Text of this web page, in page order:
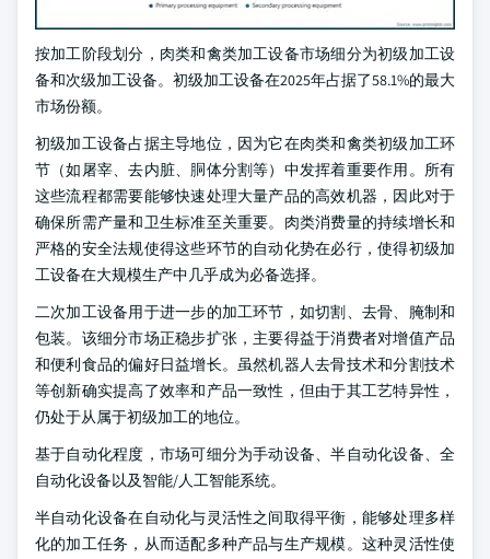
按加工阶段划分，肉类和禽类加工设备市场细分为初级加工设
备和次级加工设备。初级加工设备在2025年占据了58.1%的最大
市场份额。
初级加工设备占据主导地位，因为它在肉类和禽类初级加工环
节（如屠宰、去内脏、胴体分割等）中发挥着重要作用。所有
这些流程都需要能够快速处理大量产品的高效机器，因此对于
确保所需产量和卫生标准至关重要。肉类消费量的持续增长和
严格的安全法规使得这些环节的自动化势在必行，使得初级加
工设备在大规模生产中几乎成为必备选择。
二次加工设备用于进一步的加工环节，如切割、去骨、腌制和
包装。该细分市场正稳步扩张，主要得益于消费者对增值产品
和便利食品的偏好日益增长。虽然机器人去骨技术和分割技术
等创新确实提高了效率和产品一致性，但由于其工艺特异性，
仍处于从属于初级加工的地位。
基于自动化程度，市场可细分为手动设备、半自动化设备、全
自动化设备以及智能/人工智能系统。
半自动化设备在自动化与灵活性之间取得平衡，能够处理多样
化的加工任务，从而适配多种产品与生产规模。这种灵活性使